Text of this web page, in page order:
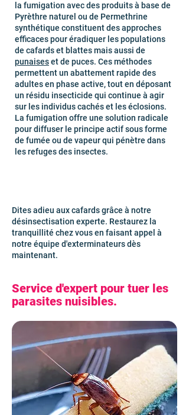
la fumigation avec des produits à base de
Pyrèthre naturel ou de Permethrine
synthétique constituent des approches
efficaces pour éradiquer les populations
de cafards et blattes mais aussi de
punaiseset de puces. Ces méthodes
permettent un abattement rapide des
adultes en phase active, tout en déposant
un résidu insecticide qui continue à agir
sur les individus cachés et les éclosions.
La fumigation offre une solution radicale
pour diffuser le principe actif sous forme
de fumée ou de vapeur qui pénètre dans
les refuges des insectes.
Dites adieu aux cafards grâce à notre
désinsectisation experte. Restaurez la
tranquillité chez vous en faisant appel à
notre équipe d'exterminateurs dès
maintenant.
Service d'expert pour tuer les
parasites nuisibles.